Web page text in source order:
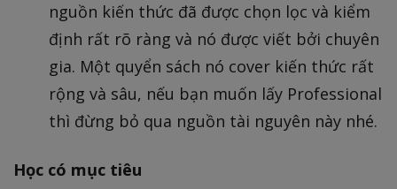
nguồn kiến thức đã được chọn lọc và kiểm
định rất rõ ràng và nó được viết bởi chuyên
gia. Một quyển sách nó cover kiến thức rất
rộng và sâu, nếu bạn muốn lấy Professional
thì đừng bỏ qua nguồn tài nguyên này nhé.
Học có mục tiêu